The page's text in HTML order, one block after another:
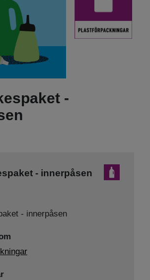
-
- innerpåsen
- innerpåsen